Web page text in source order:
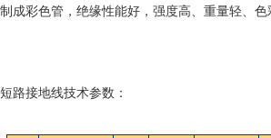
制成彩色管，绝缘性能好，强度高、重量轻、
短路接地线技术参数：